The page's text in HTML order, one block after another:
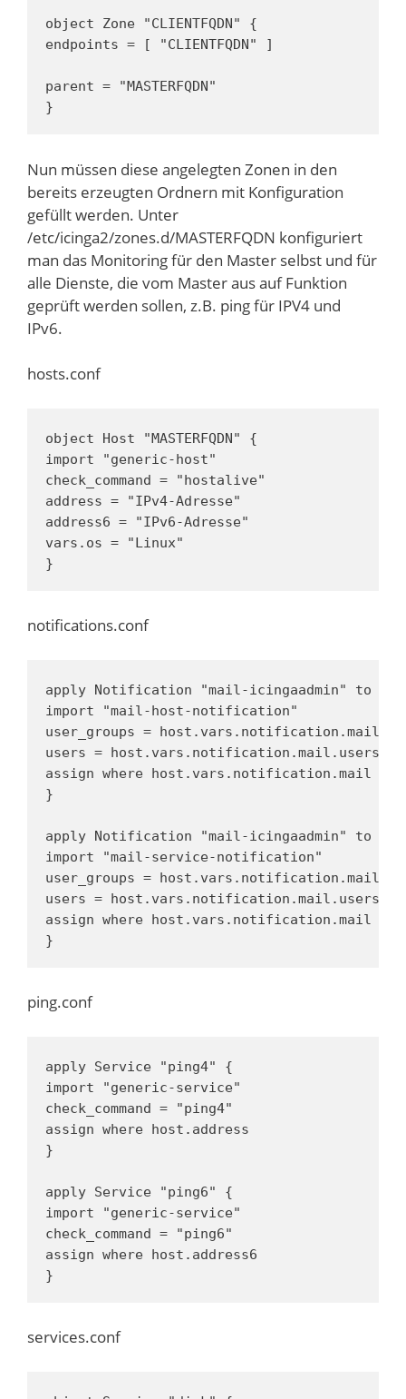
object Zone "CLIENTFQDN" {
endpoints = [ "CLIENTFQDN" ]
parent = "MASTERFQDN"
}
Nun müssen diese angelegten Zonen in den
bereits erzeugten Ordnern mit Konfiguration
gefüllt werden. Unter
/etc/icinga2/zones.d/MASTERFQDN konfiguriert
man das Monitoring für den Master selbst und für
alle Dienste, die vom Master aus auf Funktion
geprüft werden sollen, z.B. ping für IPV4 und
IPv6.
hosts.conf
object Host "MASTERFQDN" {
import "generic-host"
check_command = "hostalive"
address = "IPv4-Adresse"
address6 = "IPv6-Adresse"
vars.os = "Linux"
}
notifications.conf
apply Notification "mail-icingaadmin" to
import "mail-host-notification"
user_groups =
users = host.vars.notification.mail.users
assign where host.vars.notification.mail
}
apply Notification "mail-icingaadmin" to
import "mail-service-notification"
user_groups =
users = host.vars.notification.mail.users
assign where host.vars.notification.mail
}
ping.conf
apply Service "ping4" {
import "generic-service"
check_command = "ping4"
assign where host.address
}
apply Service "ping6" {
import "generic-service"
check_command = "ping6"
assign where host.address6
}
services.conf